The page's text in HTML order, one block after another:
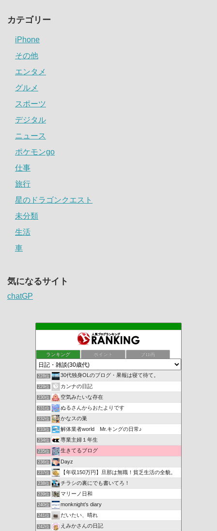
カテゴリー
iPhone
その他
エンタメ
グルメ
スポーツ
デジタル
ニュース
ポケモンgo
仕事
旅行
星のドラゴンクエスト
未分類
生活
車
気になるサイト
chatGP
ランキング ポイント ブロ画
228位 30代独身OLのブログ・果報は寝て待て。
229位 カンナの日記
230位 空気みたいな存在
231位 ぬるさんからおたよりです
232位 かなスの巣
233位 解体業者world Mr.キングの日常♪
234位 専業主婦１年生
235位 生きてるブログ
236位 Dayz
237位 【年収150万円】旦那は無職！貧乏生活の全貌。
238位 チラシの裏にでも書いてろ！
239位 マリーノ日和
240位 monknight’s diary
241位 だいたい、晴れ
242位
えみかさんの日記